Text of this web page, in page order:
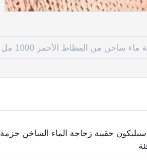
ماء ساخن من المطاط الأحمر 1000 مل
حقيبة زجاجة الماء الساخن حزمة